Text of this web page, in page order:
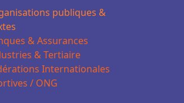
publiques &
& Assurances
& Tertiaire
Internationales
/ ONG